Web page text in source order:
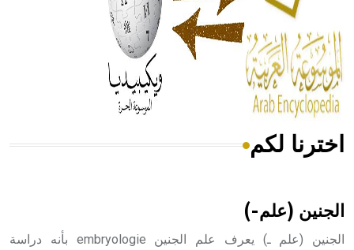
- هل تعلم أن المرجان إفراز حيواني يتكون في البحر ويتركب
من مادة كربونات الكلسيوم، وهو أحمر أو شديد الحمرة وهو
أجود أنواعه، ويمتاز بكبر الحجم ويسمى الش
هل تعلم أن الأبسيد كلمة فرنسية اللفظ تم اعتمادها مصطلحاً
اخترنا لكم
الجنين (علم-)
الجنين (علم ـ) يعرف علم الجنين embryologie بأنه دراسة